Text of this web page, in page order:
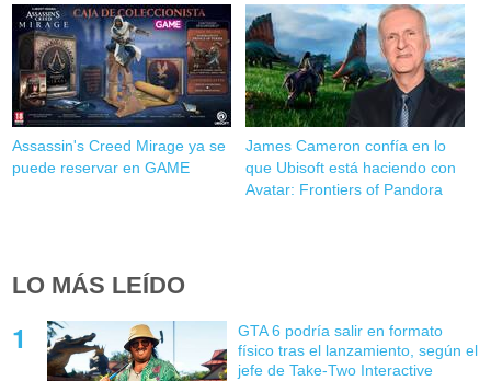
Assassin's Creed Mirage ya se
puede reservar en GAME
James Cameron confía en lo
que Ubisoft está haciendo con
Avatar: Frontiers of Pandora
LO MÁS LEÍDO
GTA 6 podría salir en formato
físico tras el lanzamiento, según el
jefe de Take-Two Interactive